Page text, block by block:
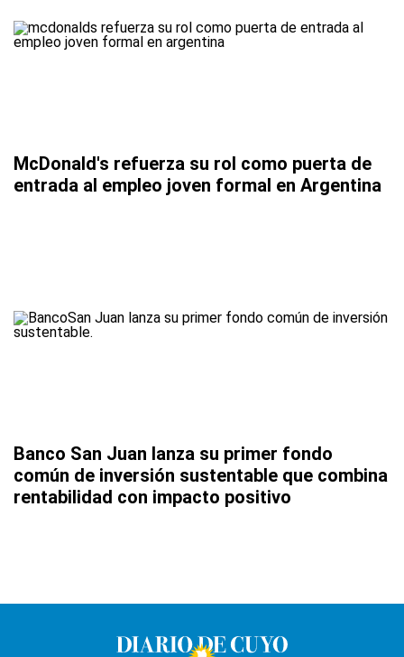
McDonald's refuerza su rol como puerta de
entrada al empleo joven formal en Argentina
Banco San Juan lanza su primer fondo
común de inversión sustentable que combina
rentabilidad con impacto positivo